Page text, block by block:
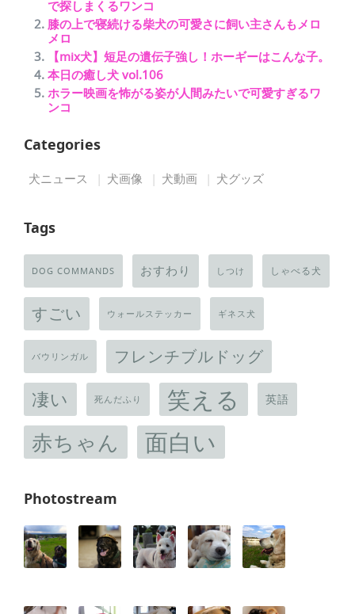
で探しまくるワンコ
膝の上で寝続ける柴犬の可愛さに飼い主さんもメロ
メロ
【mix犬】短足の遺伝子強し！ホーギーはこんな子。
本日の癒し犬 vol.106
ホラー映画を怖がる姿が人間みたいで可愛すぎるワ
ンコ
Categories
犬ニュース 犬画像 犬動画 犬グッズ
Tags
DOG COMMANDS おすわり しつけ しゃべる犬
すごい ウォールステッカー ギネス犬
バウリンガル フレンチブルドッグ
凄い 死んだふり 笑える 英語
赤ちゃん 面白い
Photostream